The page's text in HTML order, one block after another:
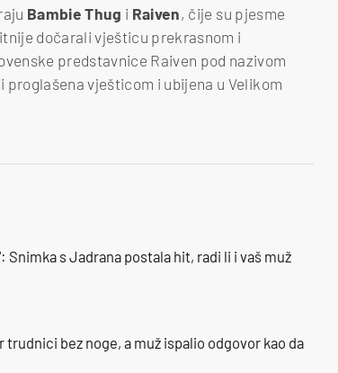
Bambie Thug i Raiven, čije su pjesme
dočarali vješticu prekrasnom i
predstavnice Raiven pod nazivom
proglašena vješticom i ubijena u Velikom
Snimka s Jadrana postala hit, radi li i vaš muž
trudnici bez noge, a muž ispalio odgovor kao da